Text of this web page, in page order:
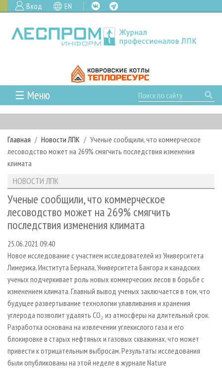
Вход EN
☰ Меню
ГЛАВНАЯ
РУБРИКИ И ТЕМЫ
РУБРИКИ ЖУРНАЛА
ЛЕСНОЕ ХОЗЯЙСТВО
ЛЕСОЗАГОТОВКА
ЛЕСОПИЛЕНИЕ
ДЕРЕВООБРАБОТКА
СУШКА ДРЕВЕСИНЫ
ПРОИЗВОДСТВО ДРЕВЕСНЫХ ПЛИТ
ДЕРЕВЯННОЕ ДОМОСТРОЕНИЕ
ПРОИЗВОДСТВО МЕБЕЛИ
БИОЭНЕРГЕТИКА
ЦБП
ИНСТРУМЕНТ И МАТЕРИАЛЫ
НОВОСТИ
КАЛЕНДАРЬ СОБЫТИЙ
НОВОСТИ ЛПК
НОВОСТИ ЖУРНАЛА
НОВОСТИ КОМПАНИЙ
ПРОЕКТЫ ЛПИ
АНАЛИТИКА
ПРЕДПРИЯТИЯ ЛПК
ЛЕСНЫЕ РЕГИОНЫ РОССИИ
ПЕРСОНЫ
МОБИЛЬНЫЕ ВЫСТАВКИ
ОФИЦИАЛЬНЫЕ ДЕЛЕГАЦИИ
ПРИОРИТЕТНЫЕ ИНВЕСТПРОЕКТЫ
RUSSIAN FORESTRY REVIEW
ГАЗЕТА ЛЕСПРОМФОРУМ
БИБЛИОТЕКА СПЕЦИАЛИСТА
АРХИВ
АРХИВ ЖУРНАЛОВ
СТАТЬИ
О ЖУРНАЛЕ
ПОДПИСКА
КОНТАКТЫ
РЕКЛАМОДАТЕЛЯМ
РЕКЛАМА
РЕКЛАМА НА САЙТЕ
Главная Новости ЛПК
Ученые сообщили, что коммерческое
лесоводство может на 269% смягчить последствия изменения
климата
НОВОСТИ ЛПК
Ученые сообщили, что коммерческое
лесоводство может на 269% смягчить
последствия изменения климата
25.06.2021 09:40
Новое исследование с участием исследователей из Университета
Лимерика, Института Бернала, Университета Бангора и канадских
ученых подчеркивает роль новых коммерческих лесов в борьбе с
изменением климата. Главный вывод ученых заключается в том, что
будущее развертывание технологии улавливания и хранения
углерода позволит удалять CO₂ из атмосферы на длительный срок.
Разработка основана на извлечении углекислого газа и его
блокировке в старых нефтяных и газовых скважинах, что может
привести к отрицательным выбросам. Результаты исследования
были опубликованы на этой неделе в журнале Nature